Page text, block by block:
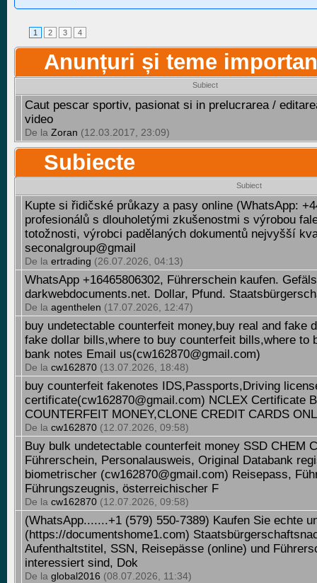
1 2 3 4
Anunțuri și teme
Subiect
Caut pescar sportiv, pasionat si in prelucrarea /
video
De la Zoran (12.03.2017, 23:09)
Subiecte
Subiect
Kupte si řidičské průkazy a pasy online (WhatsApp:
profesionálů s dlouholetými zkušenostmi s výrobou
totožnosti, výrobci padělaných dokumentů nejvyšší
seconalgroup@gmail
De la ertrading (26.07.2026, 04:13)
WhatsApp +16465806302, Führerschein kaufen.
darkwebdocuments.net. Dollar, Pfund.
De la agenthelen (17.07.2026, 12:47)
buy undetectable counterfeit money,buy real and fake
fake dollar bills,where to buy counterfeit bills,where to
bank notes Email us(cw162870@gmail.com)
De la cw162870 (13.07.2026, 18:48)
buy counterfeit fakenotes IDS,Passports,Driving
certificate(cw162870@gmail.com) NCLEX Certificate
COUNTERFEIT MONEY,CLONE CREDIT CARDS
De la cw162870 (12.07.2026, 09:58)
Buy bulk undetectable counterfeit money SSD CHEM
Führerschein, Personalausweis, Original Databank
biometrischer (cw162870@gmail.com) Reisepass,
Führungszeugnis, österreichischer F
De la cw162870 (12.07.2026, 09:58)
(WhatsApp.......+1 (579) 550-7389) Kaufen Sie echte
(https://documentshome1.com)
Aufenthaltstitel, SSN, Reisepässe (online) und
interessiert sind, Dok
De la global2016 (08.07.2026, 11:34)